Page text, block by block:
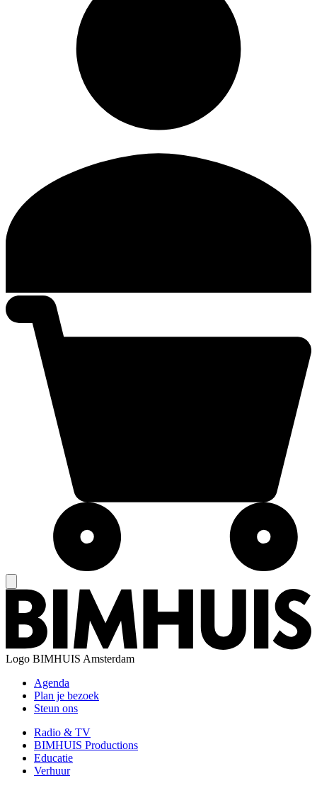
Logo BIMHUIS Amsterdam
Agenda
Plan je bezoek
Steun ons
Radio & TV
BIMHUIS Productions
Educatie
Verhuur